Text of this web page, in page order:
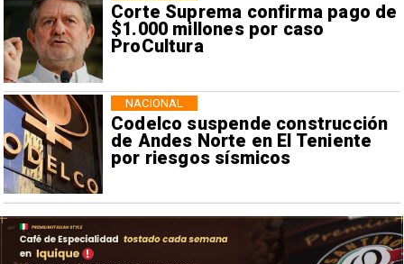
Corte Suprema confirma pago de
$1.000 millones por caso
ProCultura
Codelco suspende construcción
de Andes Norte en El Teniente
por riesgos sísmicos
NACIONAL